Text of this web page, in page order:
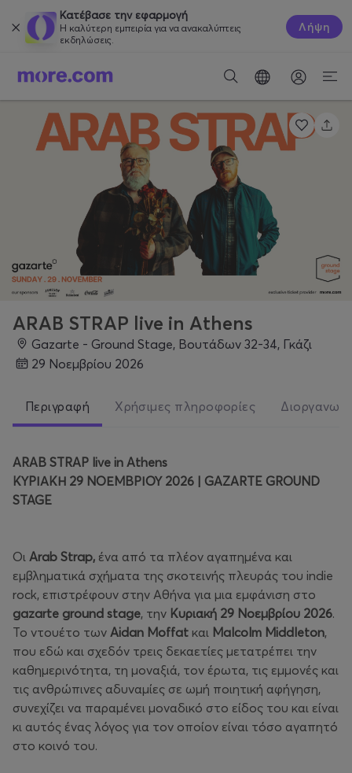
Κατέβασε την εφαρμογή
Η καλύτερη εμπειρία για να ανακαλύπτεις
εκδηλώσεις.
Λήψη
ARAB STRAP live in Athens
Gazarte - Ground Stage, Βουτάδων 32-34, Γκάζι
29 Νοεμβρίου 2026
Περιγραφή Χρήσιμες πληροφορίες
ARAB STRAP live in Athens
ΚΥΡΙΑΚΗ 29 ΝΟΕΜΒΡΙΟΥ 2026 | GAZARTE GROUND
STAGE
Οι Arab Strap, ένα από τα πλέον αγαπημένα και
εμβληματικά σχήματα της σκοτεινής πλευράς του indie
rock, επιστρέφουν στην Αθήνα για μια εμφάνιση στο
gazarte ground stage, την Κυριακή 29 Νοεμβρίου 2026.
Το ντουέτο των Aidan Moffat και Malcolm Middleton,
που εδώ και σχεδόν τρεις δεκαετίες μετατρέπει την
καθημερινότητα, τη μοναξιά, τον έρωτα, τις εμμονές και
τις ανθρώπινες αδυναμίες σε ωμή ποιητική αφήγηση,
συνεχίζει να παραμένει μοναδικό στο είδος του και είναι
κι αυτός ένας λόγος για τον οποίον είναι τόσο αγαπητό
στο κοινό του.